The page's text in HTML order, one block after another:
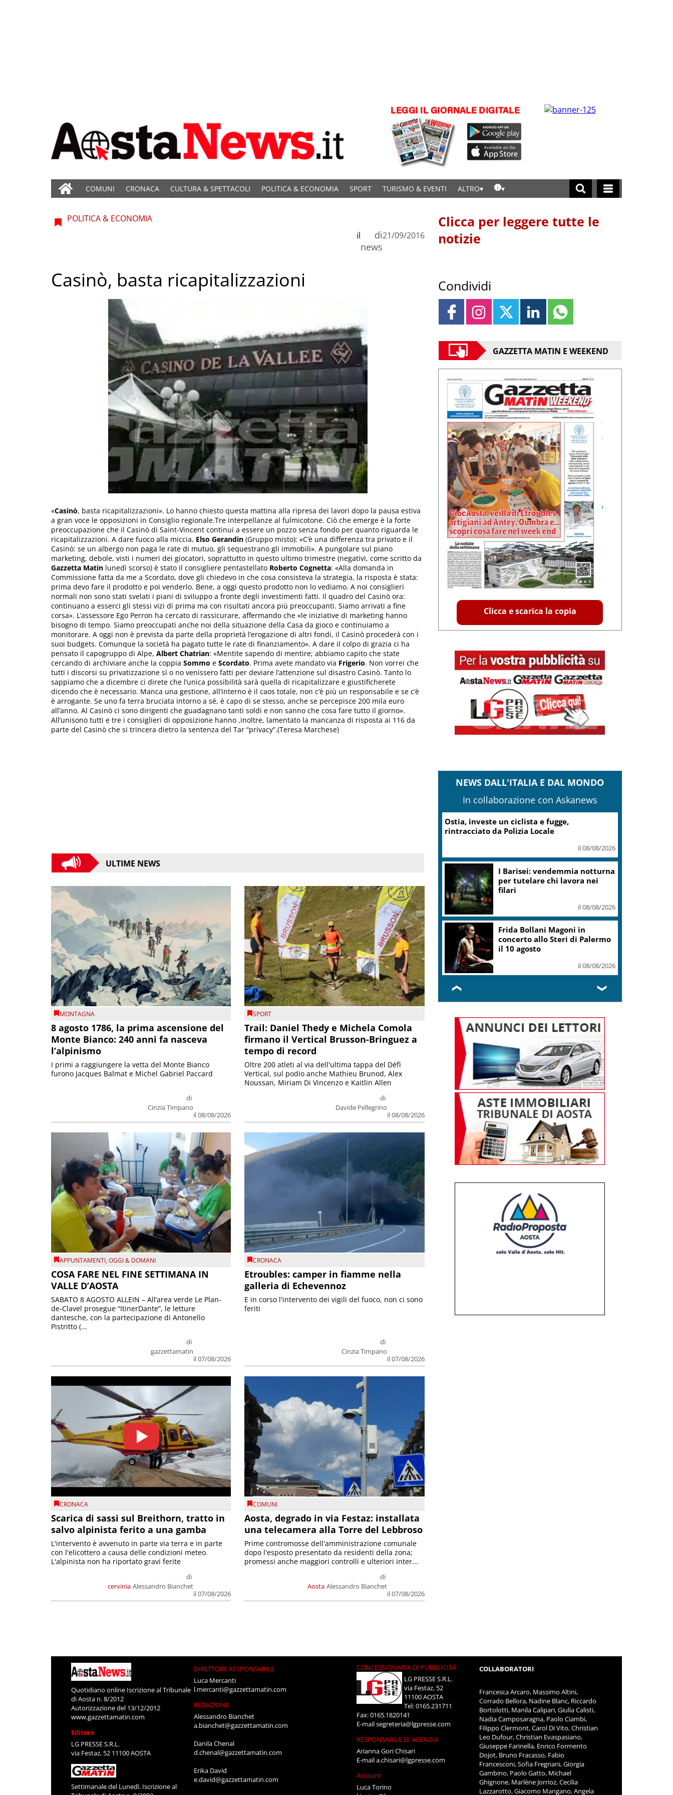
COMUNI CRONACA CULTURA & SPETTACOLI POLITICA & ECONOMIA SPORT TURISMO & EVENTI ALTRO
POLITICA & ECONOMIA
di
news
il 21/09/2016
Casinò, basta ricapitalizzazioni
«Casinò, basta ricapitalizzazioni». Lo hanno chiesto questa mattina alla ripresa dei lavori dopo la pausa estiva
a gran voce le opposizioni in Consiglio regionale.Tre interpellanze al fulmicotone. Ciò che emerge è la forte
preoccupazione che il Casinò di Saint-Vincent continui a essere un pozzo senza fondo per quanto riguarda le
ricapitalizzazioni. A dare fuoco alla miccia, Elso Gerandin (Gruppo misto): «C’è una differenza tra privato e il
Casinò: se un albergo non paga le rate di mutuo, gli sequestrano gli immobili». A pungolare sul piano
marketing, debole, visti i numeri dei giocatori, soprattutto in questo ultimo trimestre (negativi, come scritto da
Gazzetta Matin lunedì scorso) è stato il consigliere pentastellato Roberto Cognetta: «Alla domanda in
Commissione fatta da me a Scordato, dove gli chiedevo in che cosa consisteva la strategia, la risposta è stata:
prima devo fare il prodotto e poi venderlo. Bene, a oggi questo prodotto non lo vediamo. A noi consiglieri
normali non sono stati svelati i piani di sviluppo a fronte degli investimenti fatti. Il quadro del Casinò ora:
continuano a esserci gli stessi vizi di prima ma con risultati ancora più preoccupanti. Siamo arrivati a fine
corsa». L’assessore Ego Perron ha cercato di rassicurare, affermando che «le iniziative di marketing hanno
bisogno di tempo. Siamo preoccupati anche noi della situazione della Casa da gioco e continuiamo a
monitorare. A oggi non è prevista da parte della proprietà l’erogazione di altri fondi, il Casinò procederà con i
suoi budgets. Comunque la società ha pagato tutte le rate di finanziamento». A dare il colpo di grazia ci ha
pensato il capogruppo di Alpe, Albert Chatrian: «Mentite sapendo di mentire; abbiamo capito che state
cercando di archiviare anche la coppia Sommo e Scordato. Prima avete mandato via Frigerio. Non vorrei che
tutti i discorsi su privatizzazione sì o no venissero fatti per deviare l’attenzione sul disastro Casinò. Tanto lo
sappiamo che a dicembre ci direte che l’unica possibilità sarà quella di ricapitalizzare e giustificherete
dicendo che è necessario. Manca una gestione, all’interno è il caos totale, non c’è più un responsabile e se c’è
è arrogante. Se uno fa terra bruciata intorno a sé, è capo di se stesso, anche se percepisce 200 mila euro
all’anno. Al Casinò ci sono dirigenti che guadagnano tanti soldi e non sanno che cosa fare tutto il giorno».
All’unisono tutti e tre i consiglieri di opposizione hanno ,inoltre, lamentato la mancanza di risposta ai 116 da
parte del Casinò che si trincera dietro la sentenza del Tar “privacy”.(Teresa Marchese)
ULTIME NEWS
MONTAGNA
8 agosto 1786, la prima ascensione del
Monte Bianco: 240 anni fa nasceva
l’alpinismo
di
Cinzia Timpano
il 08/08/2026
I primi a raggiungere la vetta del Monte Bianco
furono Jacques Balmat e Michel Gabriel Paccard
SPORT
Trail: Daniel Thedy e Michela Comola
firmano il Vertical Brusson-Bringuez a
tempo di record
di
Davide Pellegrino
il 08/08/2026
Oltre 200 atleti al via dell'ultima tappa del Défì
Vertical, sul podio anche Mathieu Brunod, Alex
Noussan, Miriam Di Vincenzo e Kaitlin Allen
APPUNTAMENTI,OGGI & DOMANI
COSA FARE NEL FINE SETTIMANA IN
VALLE D’AOSTA
di
gazzettamatin
il 07/08/2026
SABATO 8 AGOSTO ALLEIN – All’area verde Le Plan-
de-Clavel prosegue “ItinerDante”, le letture
dantesche, con la partecipazione di Antonello
Pistritto (...
CRONACA
Etroubles: camper in fiamme nella
galleria di Echevennoz
di
Cinzia Timpano
il 07/08/2026
E in corso l'intervento dei vigili del fuoco, non ci sono
feriti
CRONACA
Scarica di sassi sul Breithorn, tratto in
salvo alpinista ferito a una gamba
cervinia
di
Alessandro Bianchet
il 07/08/2026
L'intervento è avvenuto in parte via terra e in parte
con l'elicottero a causa delle condizioni meteo.
L'alpinista non ha riportato gravi ferite
COMUNI
Aosta, degrado in via Festaz: installata
una telecamera alla Torre del Lebbroso
Aosta
di
Alessandro Bianchet
il 07/08/2026
Prime contromosse dell'amministrazione comunale
dopo l'esposto presentato da residenti della zona;
promessi anche maggiori controlli e ulteriori inter...
Clicca per leggere tutte le
notizie
Condividi
GAZZETTA MATIN E WEEKEND
Clicca e scarica la copia
NEWS DALL'ITALIA E DAL MONDO
In collaborazione con Askanews
Ostia, investe un ciclista e fugge,
rintracciato da Polizia Locale
il 08/08/2026
I Barisei: vendemmia notturna
per tutelare chi lavora nei
filari
il 08/08/2026
Frida Bollani Magoni in
concerto allo Steri di Palermo
il 10 agosto
il 08/08/2026
❮ ❯
Quotidiano online Iscrizione al Tribunale
di Aosta n. 8/2012
Autorizzazione del 13/12/2012
www.gazzettamatin.com
Editore
LG PRESSE S.R.L.
via Festaz, 52 11100 AOSTA
Settimanale del Lunedì. Iscrizione al
DIRETTORE RESPONSABILE
Luca Mercanti
l.mercanti@gazzettamatin.com
REDAZIONE
Alessandro Bianchet
a.bianchet@gazzettamatin.com
Danila Chenal
d.chenal@gazzettamatin.com
Erika David
e.david@gazzettamatin.com
CONCESSIONARIA DI PUBBLICITÀ
LG PRESSE S.R.L.
via Festaz, 52
11100 AOSTA
Tel: 0165.231711
Fax: 0165.1820141
E-mailsegreteria@lgpresse.com
RESPONSABILE DI AGENZIA
Arianna Gori Chisari
E-maila.chisari@lgpresse.com
Account
Luca Torino
COLLABORATORI
Francesca Arcaro, Massimo Altini,
Corrado Bellora, Nadine Blanc, Riccardo
Bortolotti, Manila Calipari, Giulia Calisti,
Nadia Camposaragna, Paolo Ciambi,
Filippo Clermont, Carol Di Vito, Christian
Leo Dufour, Christian Evaspasiano,
Giuseppe Farinella, Enrico Formento
Dojot, Bruno Fracasso, Fabio
Francesconi, Sofia Fregnani, Giorgia
Gambino, Paolo Gatto, Michael
Ghignone, Marlène Jorrioz, Cecilia
Lazzarotto, Giacomo Mangano, Angela